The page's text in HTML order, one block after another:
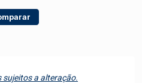
sujeitos a alteração.